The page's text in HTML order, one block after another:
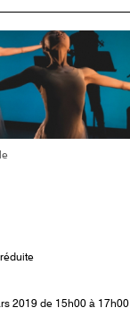
2019 de 15h00 à 17h00